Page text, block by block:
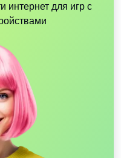
интернет для игр с